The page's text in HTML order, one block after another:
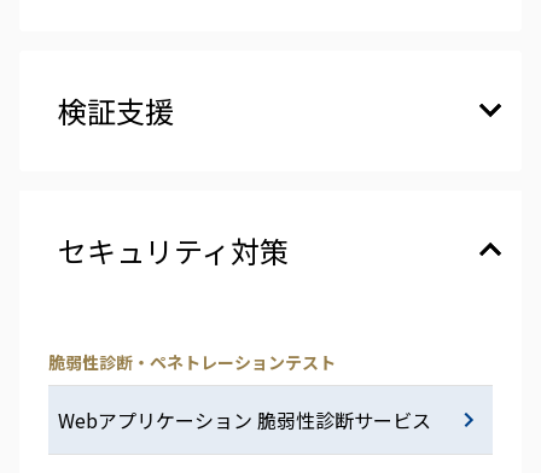
検証支援
セキュリティ対策
脆弱性診断・ペネトレーションテスト
Webアプリケーション 脆弱性診断サービス